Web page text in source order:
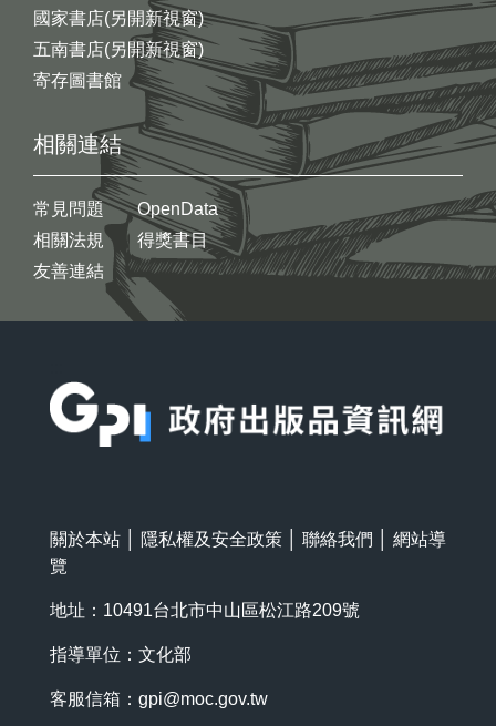
國家書店(另開新視窗)
五南書店(另開新視窗)
寄存圖書館
相關連結
常見問題
相關法規
友善連結
OpenData
得獎書目
關於本站 隱私權及安全政策 聯絡我們
網站導
覽
地址：10491台北市中山區松江路209號
指導單位：文化部
客服信箱： gpi@moc.gov.tw